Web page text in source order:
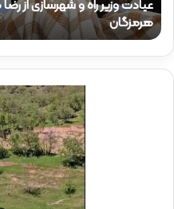
از پرسنل مجروح راه‌آهن ذ
ا
ک
ر
ی
د
ر
م
و
ک
ب
ش
۱۵